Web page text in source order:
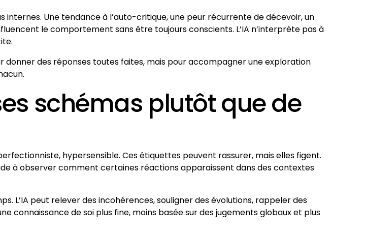
Une tendance à l’auto-critique, une peur récurrente de décevoir, un
le comportement sans être toujours conscients. L’IA n’interprète pas à
donner des réponses toutes faites, mais pour accompagner une exploration
schémas plutôt que de
hypersensible. Ces étiquettes peuvent rassurer, mais elles figent.
à observer comment certaines réactions apparaissent dans des contextes
L’IA peut relever des incohérences, souligner des évolutions, rappeler des
connaissance de soi plus fine, moins basée sur des jugements globaux et plus